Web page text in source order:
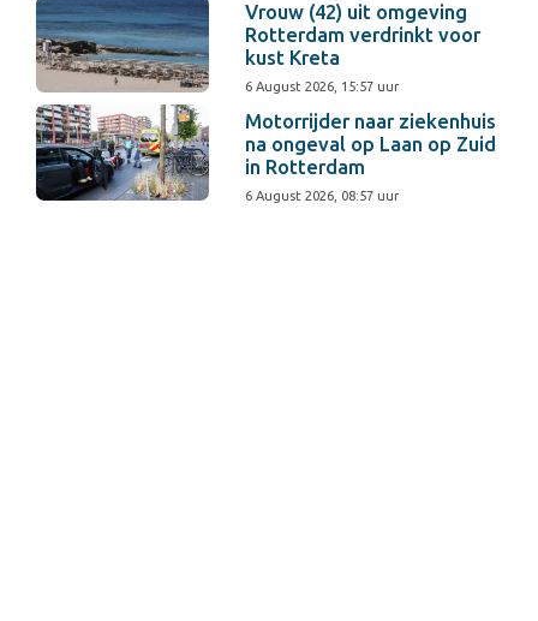
Vrouw (42) uit omgeving
Rotterdam verdrinkt voor
kust Kreta
6 August 2026, 15:57 uur
Motorrijder naar ziekenhuis
na ongeval op Laan op Zuid
in Rotterdam
6 August 2026, 08:57 uur